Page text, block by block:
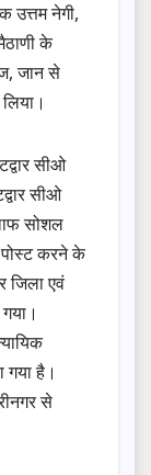
उत्तम नेगी,
के
जान से
सीओ
सीओ
सोशल
पोस्ट करने के
जिला एवं
गया है।
से